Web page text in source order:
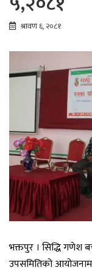
श्रावण ६, २०८१
भक्तपुर । सिद्धि गणेश
उपसमितिको